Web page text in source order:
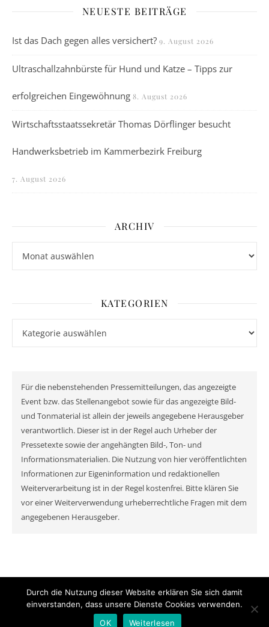
NEUESTE BEITRÄGE
Ist das Dach gegen alles versichert? 9. August 2026
Ultraschallzahnbürste für Hund und Katze – Tipps zur
erfolgreichen Eingewöhnung 8. August 2026
Wirtschaftsstaatssekretär Thomas Dörflinger besucht
Handwerksbetrieb im Kammerbezirk Freiburg
7. August 2026
ARCHIV
KATEGORIEN
Für die nebenstehenden Pressemitteilungen, das angezeigte
Event bzw. das Stellenangebot sowie für das angezeigte Bild-
und Tonmaterial ist allein der jeweils angegebene Herausgeber
verantwortlich. Dieser ist in der Regel auch Urheber der
Pressetexte sowie der angehängten Bild-, Ton- und
Informationsmaterialien. Die Nutzung von hier veröffentlichten
Informationen zur Eigeninformation und redaktionellen
Weiterverarbeitung ist in der Regel kostenfrei. Bitte klären Sie
vor einer Weiterverwendung urheberrechtliche Fragen mit dem
angegebenen Herausgeber.
© MyNewsChannel 2026
Ashe Theme von WP Royal.
Durch die Nutzung dieser Website erklären Sie sich damit
einverstanden, dass unsere Dienste Cookies verwenden.
OK
Weiterlesen